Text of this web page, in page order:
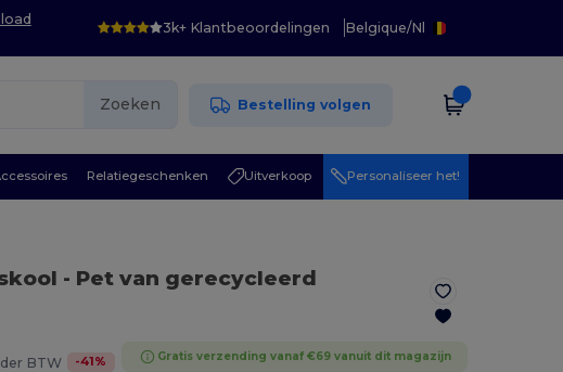
3k+ Klantbeoordelingen Belgique/Nl
Zoeken Bestelling volgen
Relatiegeschenken Uitverkoop Personaliseer het!
- Pet van gerecycleerd
BTW -41% Gratis verzending vanaf €69 vanuit dit magazijn